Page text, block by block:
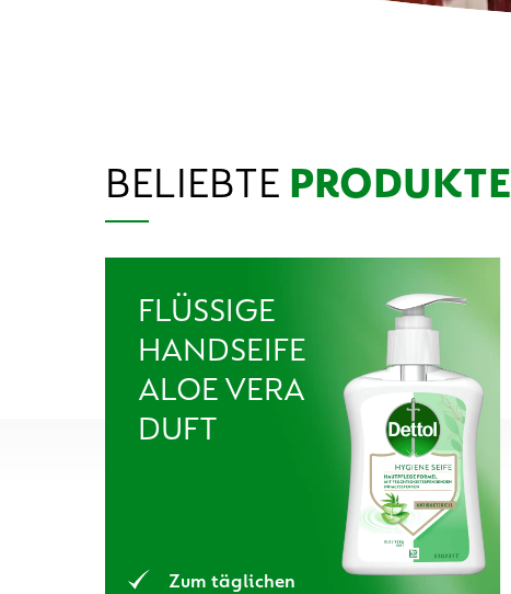
BELIEBTE PRODUKTE
Zum täglichen
FLÜSSIGE
HANDSEIFE
ALOE VERA
DUFT